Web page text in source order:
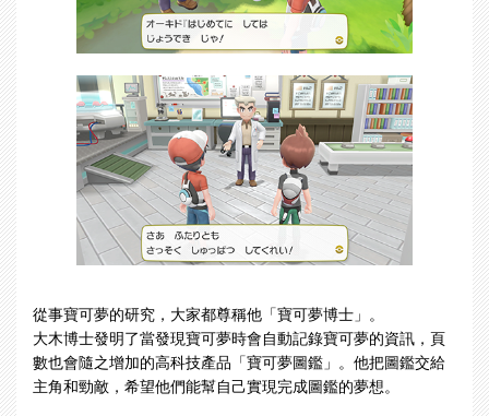
從事寶可夢的研究，大家都尊稱他「寶可夢博士」。
大木博士發明了當發現寶可夢時會自動記錄寶可夢的資訊，頁
數也會隨之增加的高科技產品「寶可夢圖鑑」。他把圖鑑交給
主角和勁敵，希望他們能幫自己實現完成圖鑑的夢想。